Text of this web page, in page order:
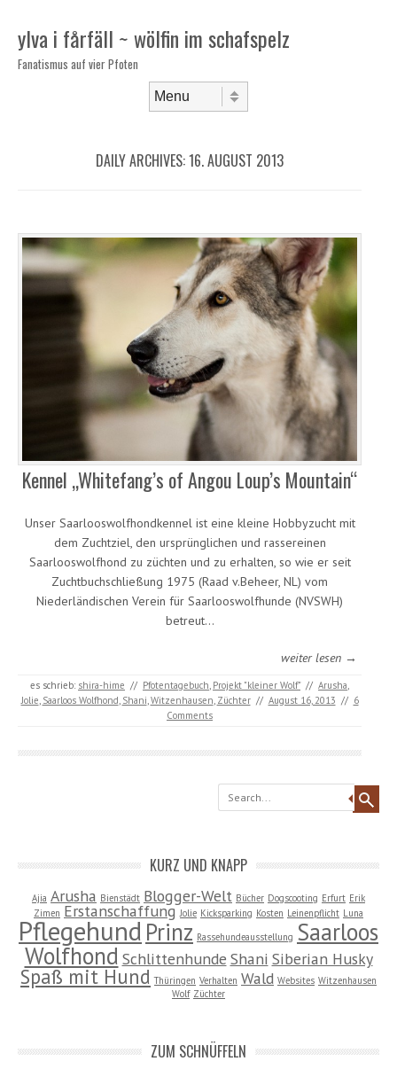
ylva i fårfäll ~ wölfin im schafspelz
Fanatismus auf vier Pfoten
DAILY ARCHIVES:16. AUGUST 2013
Kennel „Whitefang’s of Angou Loup’s Mountain“
Unser Saarlooswolfhondkennel ist eine kleine Hobbyzucht mit
dem Zuchtziel, den ursprünglichen und rassereinen
Saarlooswolfhond zu züchten und zu erhalten, so wie er seit
Zuchtbuchschließung 1975 (Raad v.Beheer, NL) vom
Niederländischen Verein für Saarlooswolfhunde (NVSWH)
betreut…
weiter lesen →
es schrieb: shira-hime // Pfotentagebuch Projekt "kleiner Wolf" // Arusha
Jolie Saarloos Wolfhond Shani Witzenhausen Züchter // August 16, 2013 // 6
Comments
Search
KURZ UND KNAPP
Ajia Arusha Bienstädt Blogger-Welt Bücher Dogscooting Erfurt Erik
Zimen Erstanschaffung Jolie Kicksparking Kosten Leinenpflicht Luna
Pflegehund Prinz Rassehundeausstellung Saarloos
Wolfhond Schlittenhunde Shani Siberian Husky
Spaß mit Hund Thüringen Verhalten Wald Websites Witzenhausen
Wolf Züchter
ZUM SCHNÜFFELN